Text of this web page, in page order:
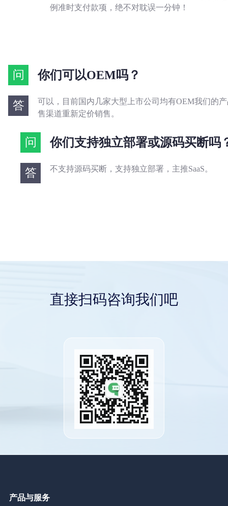
例准时支付款项，绝不对耽误一分钟！
问 你们可以OEM吗？
答
可以，目前国内几家大型上市公司均有OEM我们的
售渠道重新定价销售。
问 你们支持独立部署或源码买断吗
答 不支持源码买断，支持独立部署，主推SaaS。
直接扫码咨询我们吧
产品与服务